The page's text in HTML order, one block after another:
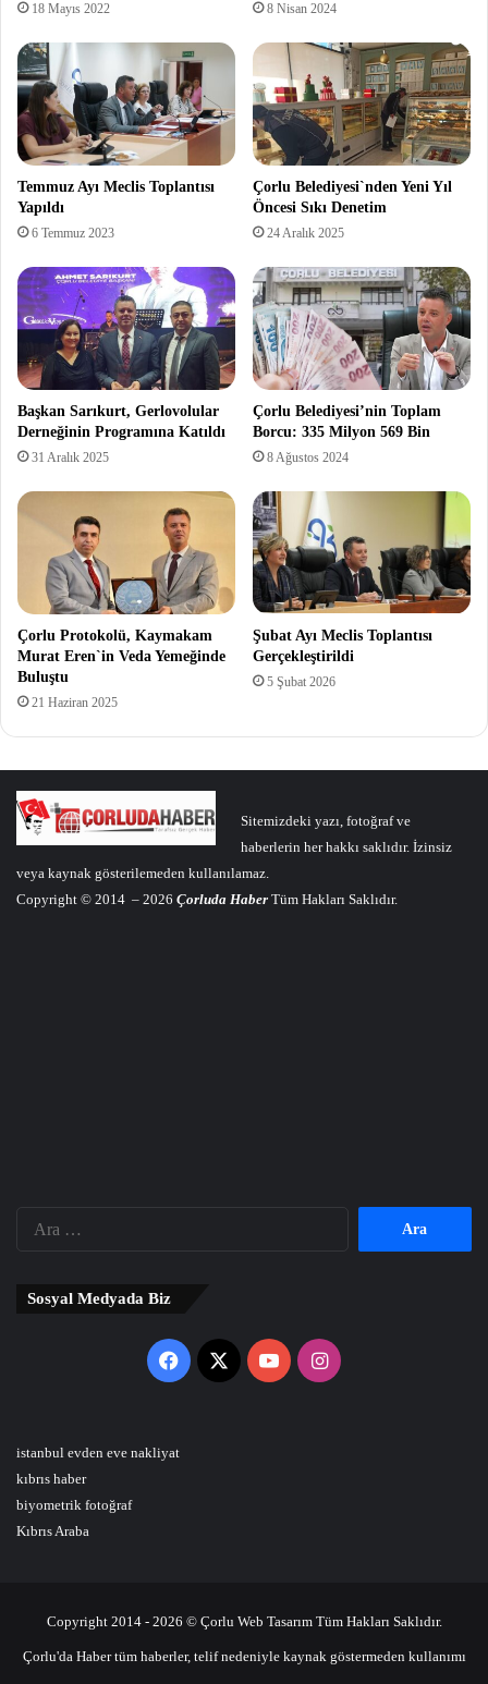
18 Mayıs 2022 8 Nisan 2024
Temmuz Ayı Meclis Toplantısı
Yapıldı
6 Temmuz 2023
Çorlu Belediyesi`nden Yeni Yıl
Öncesi Sıkı Denetim
24 Aralık 2025
Başkan Sarıkurt, Gerlovolular
Derneğinin Programına Katıldı
31 Aralık 2025
Çorlu Belediyesi’nin Toplam
Borcu: 335 Milyon 569 Bin
8 Ağustos 2024
Çorlu Protokolü, Kaymakam
Murat Eren`in Veda Yemeğinde
Buluştu
21 Haziran 2025
Şubat Ayı Meclis Toplantısı
Gerçekleştirildi
5 Şubat 2026
Sitemizdeki yazı, fotoğraf ve
haberlerin her hakkı saklıdır. İzinsiz
veya kaynak gösterilemeden kullanılamaz.
Copyright © 2014 – 2026 Çorluda Haber Tüm Hakları Saklıdır.
Sosyal Medyada Biz
Facebook
X YouTubeInstagram
istanbul evden eve nakliyat
kıbrıs haber
biyometrik fotoğraf
Kıbrıs Araba
Copyright 2014 - 2026 © Çorlu Web Tasarım Tüm Hakları Saklıdır.
Çorlu'da Haber tüm haberler, telif nedeniyle kaynak göstermeden kullanımı